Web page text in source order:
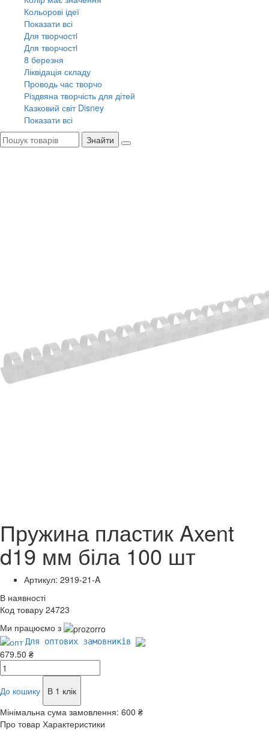
Кольорові ідеї
Показати всі
Для творчостi
Для творчостi
8 березня
Ліквідація складу
Проводь час творчо
Різдвяна творчість для дітей
Казковий світ Disney
Показати всі
Знайти
Пружина пластик Axent
d19 мм біла 100 шт
Артикул: 2919-21-A
В наявності
Код товару 24723
Ми працюємо з
Для оптових замовників
679.50 ₴
До кошику
В 1 клік
Мінімальна сума замовлення: 600 ₴
Про товар Характеристики